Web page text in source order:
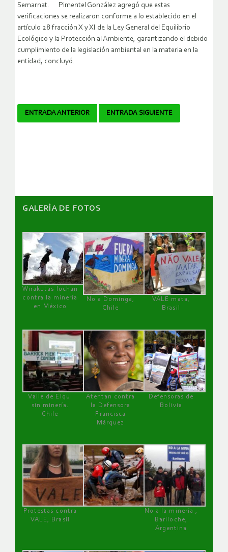
Semarnat. Pimentel González agregó que estas
verificaciones se realizaron conforme a lo establecido en el
artículo 28 fracción X y XI de la Ley General del Equilibrio
Ecológico y la Protección al Ambiente, garantizando el debido
cumplimiento de la legislación ambiental en la materia en la
entidad, concluyó.
Navegador
ENTRADA ANTERIOR ENTRADA SIGUIENTE
GALERÌA DE FOTOS
Wirakutas luchan
contra la minería
en México
No a Dominga,
Chile
VALE mata,
Brasil
Valle de Elqui
sin minería.
Chile
Atentan contra
la Defensora
Francisca
Márquez
Defensoras de
Bolivia
Protestas contra
VALE, Brasil
No a la minería ,
Bariloche,
Argentina